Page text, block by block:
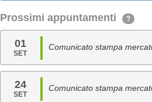
Prossimi appuntamenti ?
01
SET
Comunicato stampa
24
SET
Comunicato stampa